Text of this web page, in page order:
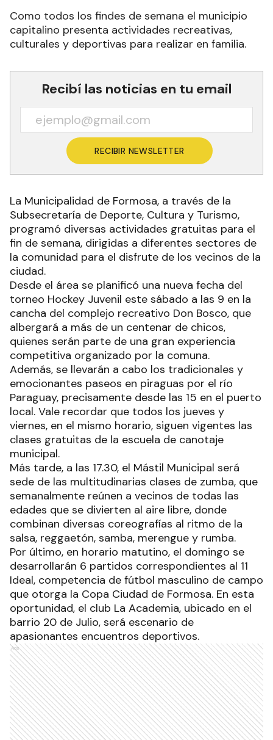
Como todos los findes de semana el municipio
capitalino presenta actividades recreativas,
culturales y deportivas para realizar en familia.
Recibí las noticias en tu email
RECIBIR NEWSLETTER
La Municipalidad de Formosa, a través de la
Subsecretaría de Deporte, Cultura y Turismo,
programó diversas actividades gratuitas para el
fin de semana, dirigidas a diferentes sectores de
la comunidad para el disfrute de los vecinos de la
ciudad.
Desde el área se planificó una nueva fecha del
torneo Hockey Juvenil este sábado a las 9 en la
cancha del complejo recreativo Don Bosco, que
albergará a más de un centenar de chicos,
quienes serán parte de una gran experiencia
competitiva organizado por la comuna.
Además, se llevarán a cabo los tradicionales y
emocionantes paseos en piraguas por el río
Paraguay, precisamente desde las 15 en el puerto
local. Vale recordar que todos los jueves y
viernes, en el mismo horario, siguen vigentes las
clases gratuitas de la escuela de canotaje
municipal.
Más tarde, a las 17.30, el Mástil Municipal será
sede de las multitudinarias clases de zumba, que
semanalmente reúnen a vecinos de todas las
edades que se divierten al aire libre, donde
combinan diversas coreografías al ritmo de la
salsa, reggaetón, samba, merengue y rumba.
Por último, en horario matutino, el domingo se
desarrollarán 6 partidos correspondientes al 11
Ideal, competencia de fútbol masculino de campo
que otorga la Copa Ciudad de Formosa. En esta
oportunidad, el club La Academia, ubicado en el
barrio 20 de Julio, será escenario de
apasionantes encuentros deportivos.
Ads